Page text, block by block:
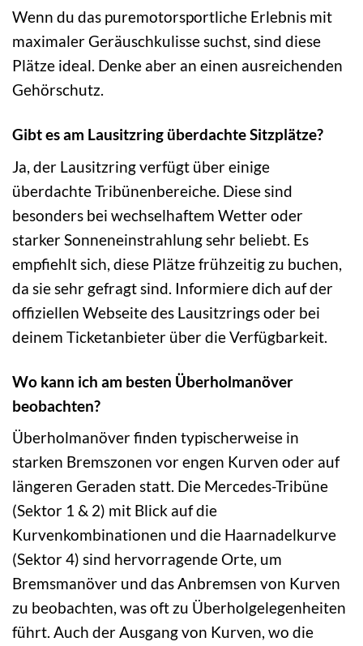
Wenn du das puremotorsportliche Erlebnis mit
maximaler Geräuschkulisse suchst, sind diese
Plätze ideal. Denke aber an einen ausreichenden
Gehörschutz.
Gibt es am Lausitzring überdachte Sitzplätze?
Ja, der Lausitzring verfügt über einige
überdachte Tribünenbereiche. Diese sind
besonders bei wechselhaftem Wetter oder
starker Sonneneinstrahlung sehr beliebt. Es
empfiehlt sich, diese Plätze frühzeitig zu buchen,
da sie sehr gefragt sind. Informiere dich auf der
offiziellen Webseite des Lausitzrings oder bei
deinem Ticketanbieter über die Verfügbarkeit.
Wo kann ich am besten Überholmanöver
beobachten?
Überholmanöver finden typischerweise in
starken Bremszonen vor engen Kurven oder auf
längeren Geraden statt. Die Mercedes-Tribüne
(Sektor 1 & 2) mit Blick auf die
Kurvenkombinationen und die Haarnadelkurve
(Sektor 4) sind hervorragende Orte, um
Bremsmanöver und das Anbremsen von Kurven
zu beobachten, was oft zu Überholgelegenheiten
führt. Auch der Ausgang von Kurven, wo die